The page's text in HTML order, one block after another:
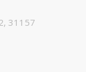
31157